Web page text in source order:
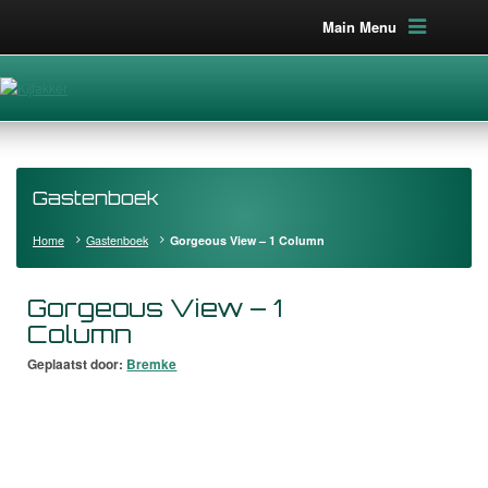
Main Menu
Gastenboek
Home Gastenboek Gorgeous View – 1 Column
Gorgeous View – 1
Column
Geplaatst door: Bremke